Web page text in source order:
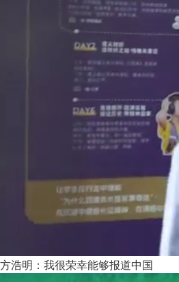
方浩明：我很荣幸能够报道中国